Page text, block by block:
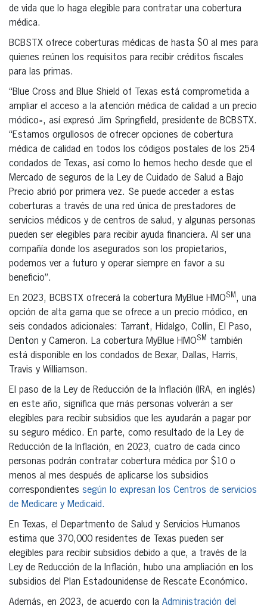
de vida que lo haga elegible para contratar una cobertura
médica.
BCBSTX ofrece coberturas médicas de hasta $0 al mes para
quienes reúnen los requisitos para recibir créditos fiscales
para las primas.
“Blue Cross and Blue Shield of Texas está comprometida a
ampliar el acceso a la atención médica de calidad a un precio
módico», así expresó Jim Springfield, presidente de BCBSTX.
“Estamos orgullosos de ofrecer opciones de cobertura
médica de calidad en todos los códigos postales de los 254
condados de Texas, así como lo hemos hecho desde que el
Mercado de seguros de la Ley de Cuidado de Salud a Bajo
Precio abrió por primera vez. Se puede acceder a estas
coberturas a través de una red única de prestadores de
servicios médicos y de centros de salud, y algunas personas
pueden ser elegibles para recibir ayuda financiera. Al ser una
compañía donde los asegurados son los propietarios,
podemos ver a futuro y operar siempre en favor a su
beneficio”.
En 2023, BCBSTX ofrecerá la cobertura MyBlue HMOSM , una
opción de alta gama que se ofrece a un precio módico, en
seis condados adicionales: Tarrant, Hidalgo, Collin, El Paso,
Denton y Cameron. La cobertura MyBlue HMOSM
también
está disponible en los condados de Bexar, Dallas, Harris,
Travis y Williamson.
El paso de la Ley de Reducción de la Inflación (IRA, en inglés)
en este año, significa que más personas volverán a ser
elegibles para recibir subsidios que les ayudarán a pagar por
su seguro médico. En parte, como resultado de la Ley de
Reducción de la Inflación, en 2023, cuatro de cada cinco
personas podrán contratar cobertura médica por $10 o
menos al mes después de aplicarse los subsidios
correspondientes según lo expresan los Centros de servicios
de Medicare y Medicaid.
En Texas, el Departmento de Salud y Servicios Humanos
estima que 370,000 residentes de Texas pueden ser
elegibles para recibir subsidios debido a que, a través de la
Ley de Reducción de la Inflación, hubo una ampliación en los
subsidios del Plan Estadounidense de Rescate Económico.
Además, en 2023, de acuerdo con la Administración del